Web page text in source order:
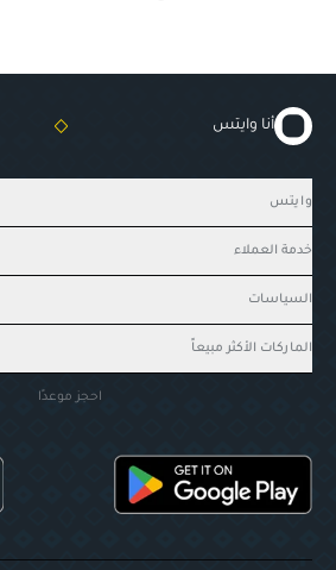
أنا وايتس
وايتس
خدمة العملاء
السياسات
الماركات الأكثر مبيعاً
احجز موعدًا